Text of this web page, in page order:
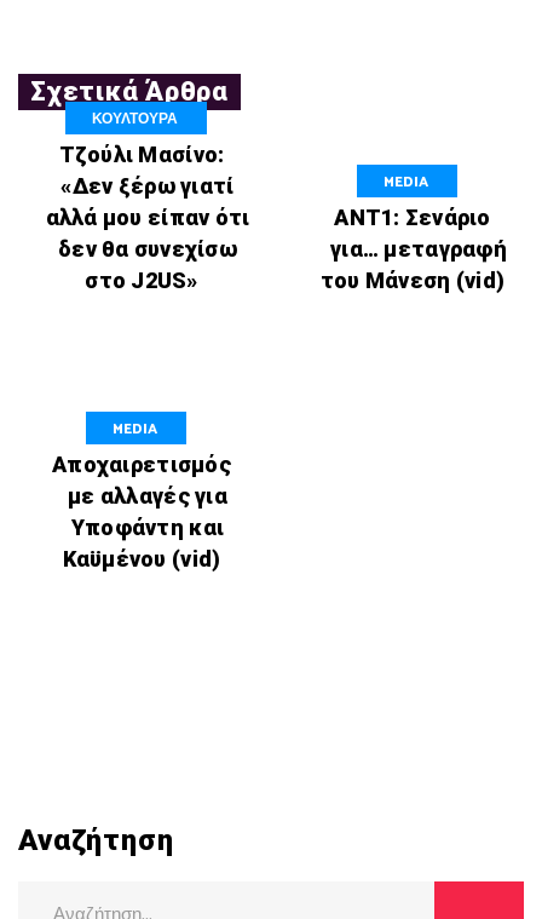
Σχετικά Άρθρα
ΚΟΥΛΤΟΥΡΑ
Τζούλι Μασίνο:
«Δεν ξέρω γιατί
αλλά μου είπαν ότι
δεν θα συνεχίσω
στο J2US»
MEDIA
ΑΝΤ1: Σενάριο
για… μεταγραφή
του Μάνεση (vid)
MEDIA
Αποχαιρετισμός
με αλλαγές για
Υποφάντη και
Καϋμένου (vid)
Αναζήτηση